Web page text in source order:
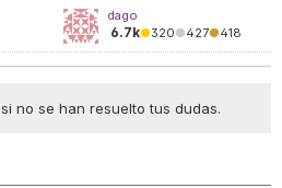
dago
6.7k●320●427●418
si no se han resuelto tus dudas.